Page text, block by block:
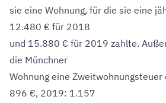
sie eine Wohnung, für die sie eine
12.480 € für 2018
und 15.880 € für 2019 zahlte.
die Münchner
Wohnung eine
896 €, 2019: 1.157